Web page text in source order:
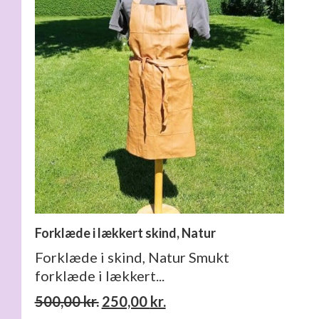
Forklæde i lækkert skind, Natur
Forklæde i skind, Natur Smukt
forklæde i lækkert...
500,00kr. Den
250,00 kr.Den